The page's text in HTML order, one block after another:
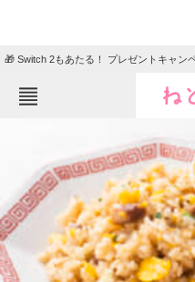
🎁 Switch 2もあたる！ プレゼントキャン
エンタメ
グルメ
住まい